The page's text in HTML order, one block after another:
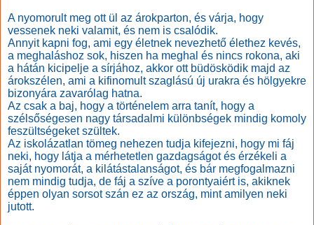
A nyomorult meg ott ül az árokparton, és várja, hogy
vessenek neki valamit, és nem is csalódik.
Annyit kapni fog, ami egy életnek nevezhető élethez kevés,
a meghaláshoz sok, hiszen ha meghal és nincs rokona, aki
a hátán kicipelje a sírjához, akkor ott büdösködik majd az
árokszélen, ami a kifinomult szaglású új urakra és hölgyekre
bizonyára zavarólag hatna.
Az csak a baj, hogy a történelem arra tanít, hogy a
szélsőségesen nagy társadalmi különbségek mindig komoly
feszültségeket szültek.
Az iskolázatlan tömeg nehezen tudja kifejezni, hogy mi fáj
neki, hogy látja a mérhetetlen gazdagságot és érzékeli a
saját nyomorát, a kilátástalanságot, és bár megfogalmazni
nem mindig tudja, de fáj a szíve a porontyaiért is, akiknek
éppen olyan sorsot szán ez az ország, mint amilyen neki
jutott.